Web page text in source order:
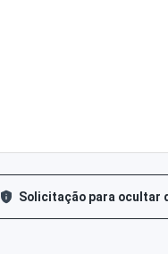
Solicitação para ocultar